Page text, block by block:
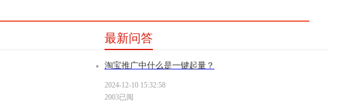
最新问答
淘宝推广中什么是一键起量？
2024-12-10 15:32:58
2003已阅